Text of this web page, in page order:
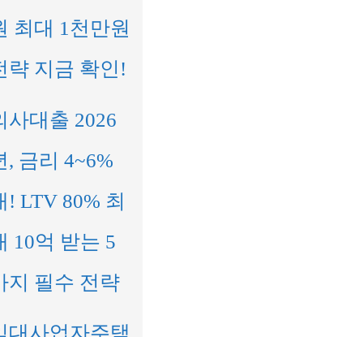
최대 1천만원
략 지금 확인!
사대출 2026
, 금리 4~6%
! LTV 80% 최
10억 받는 5
지 필수 전략